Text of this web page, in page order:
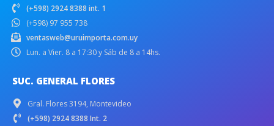
(+598) 2924 8388 int. 1
(+598) 97 955 738
ventasweb@uruimporta.com.uy
Lun. a Vier. 8 a 17:30 y Sáb de 8 a 14hs.
SUC. GENERAL FLORES
Gral. Flores 3194, Montevideo
(+598) 2924 8388 Int. 2